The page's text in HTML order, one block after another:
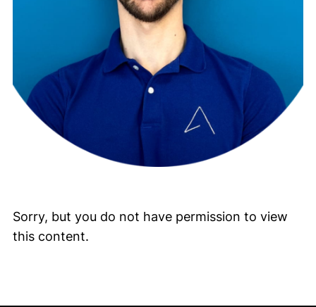
Sorry, but you do not have permission to view
this content.